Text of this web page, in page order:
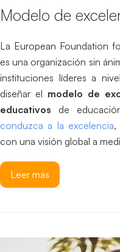
Modelo de
La European Foundation
es una organización sin
instituciones líderes a
diseñar el modelo de
educativos de
conduzca a la excelencia,
con una visión global a
Leer más